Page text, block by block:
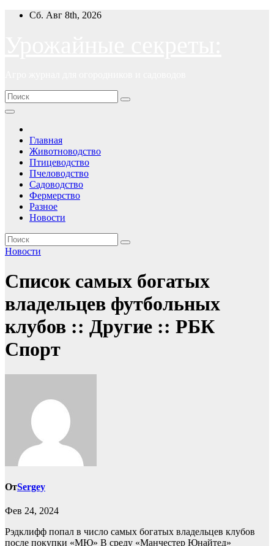
ПерейтиСб. Авг 8th, 2026
Главная
Животноводство
Птицеводство
Пчеловодство
Садоводство
Фермерство
Разное
Новости
Новости
Список самых богатых
владельцев футбольных
клубов :: Другие :: РБК
Спорт
ОтSergey
Фев 24, 2024
Рэдклифф попал в число самых богатых владельцев клубов
после покупки «МЮ» В среду «Манчестер Юнайтед»